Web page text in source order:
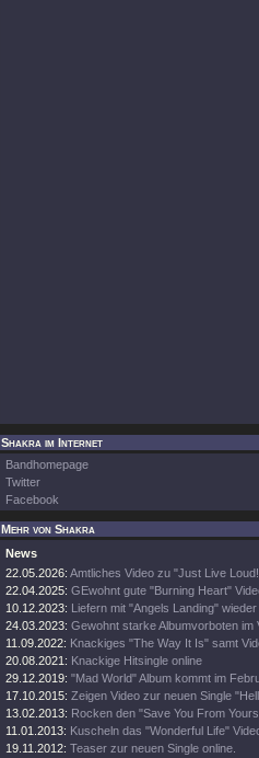
Shakra im Internet
Bandhomepage
Twitter
Facebook
Mehr von Shakra
News
22.05.2026: Amtliches Video zu "Just Live
22.04.2025: GEwohnt gute "Burning Heart"
10.12.2023: Liefern mit "Angels Landing"
24.03.2023: Gewohnt starke Albumvorboten im
11.09.2022: Knackiges "The Way It Is" samt
20.08.2021: Knackige Hitsingle online
29.12.2019: "Mad World" Album kommt im
17.10.2015: Zeigen Video zur neuen Single
13.02.2013: Rocken den "Save You From
11.01.2013: Kuscheln das "Wonderful Life"
19.11.2012: Teaser zur neuen Single online.